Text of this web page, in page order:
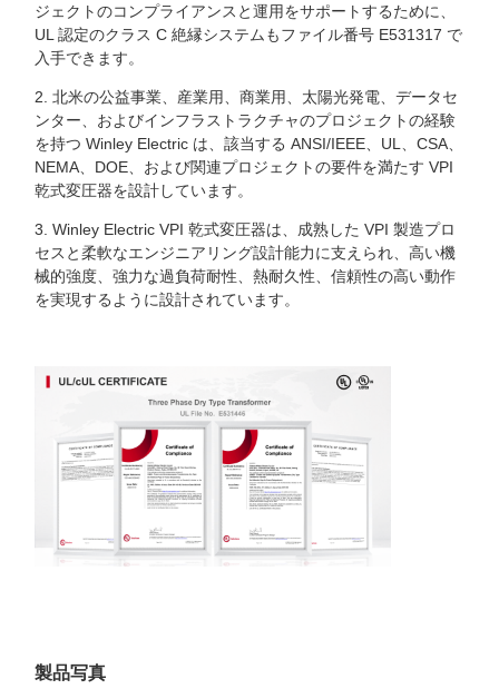
ジェクトのコンプライアンスと運用をサポートするために、
UL 認定のクラス C 絶縁システムもファイル番号 E531317 で
入手できます。
2. 北米の公益事業、産業用、商業用、太陽光発電、データセ
ンター、およびインフラストラクチャのプロジェクトの経験
を持つ Winley Electric は、該当する ANSI/IEEE、UL、CSA、
NEMA、DOE、および関連プロジェクトの要件を満たす VPI
乾式変圧器を設計しています。
3. Winley Electric VPI 乾式変圧器は、成熟した VPI 製造プロ
セスと柔軟なエンジニアリング設計能力に支えられ、高い機
械的強度、強力な過負荷耐性、熱耐久性、信頼性の高い動作
を実現するように設計されています。
製品写真